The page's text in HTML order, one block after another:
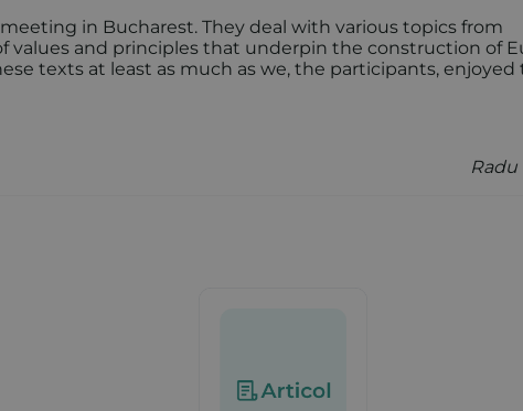
in Bucharest. They deal with various topics from
values and principles that underpin the construction of
texts at least as much as we, the participants, enjoyed
Radu